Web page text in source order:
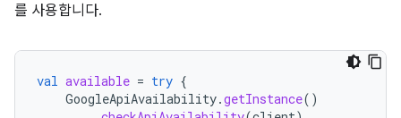
를 사용합니다.
val available = try {
GoogleApiAvailability.getInstance()